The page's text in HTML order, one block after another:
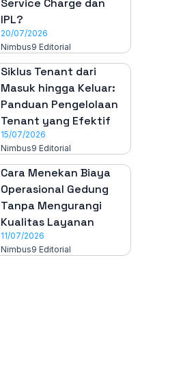
IPL?
20/07/2026
Nimbus9 Editorial
Siklus Tenant dari
Masuk hingga Keluar:
Panduan Pengelolaan
Tenant yang Efektif
15/07/2026
Nimbus9 Editorial
Cara Menekan Biaya
Operasional Gedung
Tanpa Mengurangi
Kualitas Layanan
11/07/2026
Nimbus9 Editorial